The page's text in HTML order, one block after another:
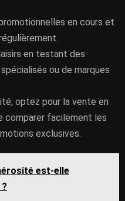
en cours et
en testant des
ou de marques
optez pour la vente en
comparer facilement les
exclusives.
est-elle